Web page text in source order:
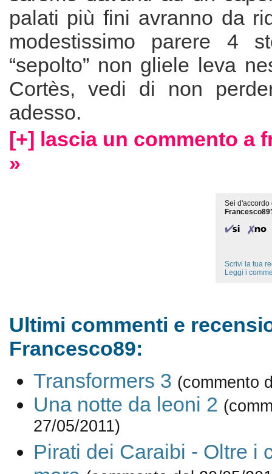
palati più fini avranno da
modestissimo parere 4
“sepolto” non gliele leva
Cortès, vedi di non
adesso.
[+] lascia un commento a
»
Sei d'accordo
Scrivi la tua
Leggi i
Ultimi commenti e
Francesco89:
Transformers 3 (commento
Una notte da leoni 2
27/05/2011)
Pirati dei Caraibi - Oltre i